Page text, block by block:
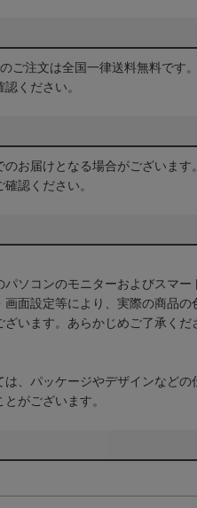
ご注文は全国一律送料無料です
認ください。
お届けとなる場合がございます
確認ください。
ソコンのモニターおよびスマー
画面設定等により、実際の商品の
います。あらかじめご了承くだ
は、パッケージやデザインなどの
がございます。